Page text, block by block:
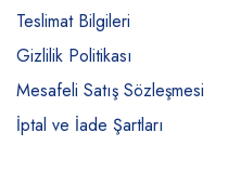
Teslimat Bilgileri
Gizlilik Politikası
Mesafeli Satış Sözleşmesi
İptal ve İade Şartları